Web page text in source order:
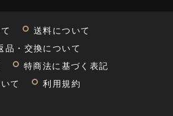
送料について
品・交換について
特商法に基づく表記
て
利用規約